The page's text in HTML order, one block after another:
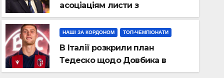
Фанати ПСЖ
Забарному після
СЕР 6, 2026 МАКСИМОВИЧ НАЗАР, ЗАСТ.
асоціаціям листи з
вибаченнями
НАШІ ЗА КОРДОНОМ ТОП-ЧЕМПІОНАТИ
В Італії розкрили план
Тедеско щодо Довбика в
Болоньї